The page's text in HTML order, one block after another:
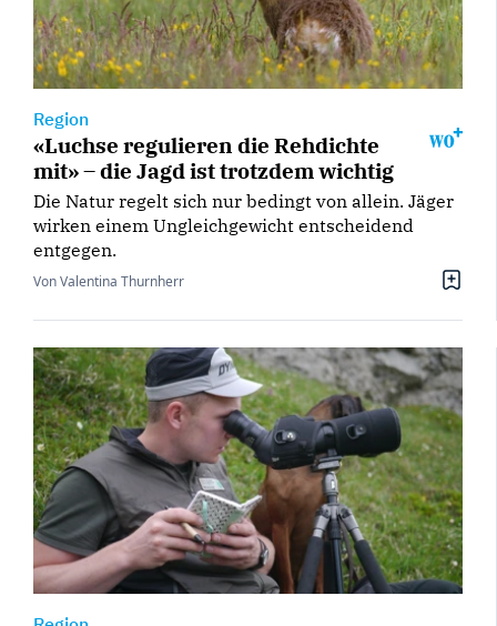
Region
«Luchse regulieren die Rehdichte
mit» – die Jagd ist trotzdem wichtig
Die Natur regelt sich nur bedingt von allein. Jäger
wirken einem Ungleichgewicht entscheidend
entgegen.
Von Valentina Thurnherr